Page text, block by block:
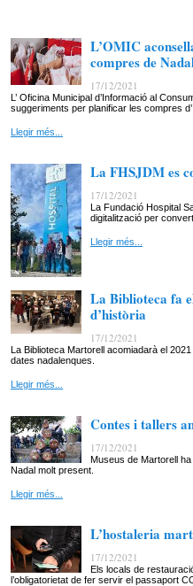
L’OMIC
compres de
17/12/2021
L’ Oficina Municipal d’Informació al
suggeriments per planificar les compres
Llegir més...
La FHSJDM es
17/12/2021
La Fundació Hospital
digitalització per
Llegir més...
La Biblioteca fa
d’història
17/12/2021
La Biblioteca Martorell acomiadarà el
dates nadalenques.
Llegir més...
Contes i tallers
17/12/2021
Museus de Martorell
Nadal molt present.
Llegir més...
L’hostaleria
17/12/2021
Els locals de
l’obligatorietat de fer servir el passaport